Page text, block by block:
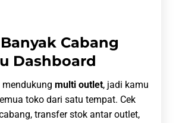
Cabang
Dashboard
mendukung multi outlet, jadi kamu
toko dari satu tempat. Cek
transfer stok antar outlet,